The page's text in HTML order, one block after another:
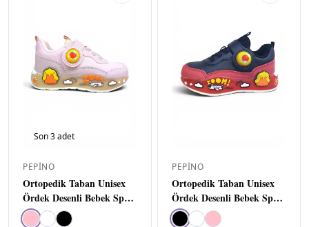
20 3
21 11
22 29
23 18
24
Son3adet
PEPINO
Ortopedik Taban Unisex
Ördek Desenli Bebek Spor
Ayakkabı Pembe
PEPINO
Ortopedik Taban Unisex
Ördek Desenli Bebek Spor
Ayakkabı Siyah